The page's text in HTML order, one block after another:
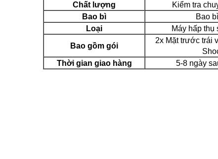
Chất lượng
Kiểm tra
Bao bì
Bao
Loại
Máy hấp thụ
Bao gồm gói
2x Mặt trước trái
Thời gian giao hàng
5-8 ngày